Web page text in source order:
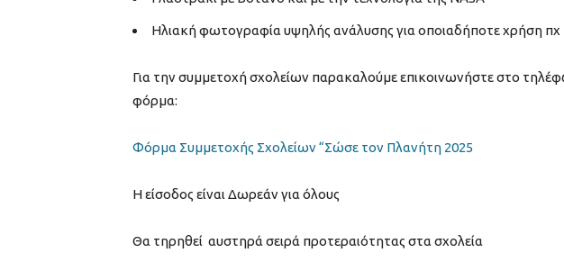
Ηλιακή φωτογραφία υψηλής ανάλυσης για οποιαδήποτε χρήση
Για την συμμετοχή σχολείων παρακαλούμε επικοινωνήστε στο
φόρμα:
Φόρμα Συμμετοχής Σχολείων “Σώσε τον Πλανήτη 2025
Η είσοδος είναι Δωρεάν για όλους
Θα τηρηθεί αυστηρά σειρά προτεραιότητας στα σχολεία